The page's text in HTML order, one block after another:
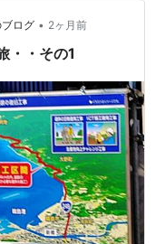
ログ • 2ヶ月前
・・その1